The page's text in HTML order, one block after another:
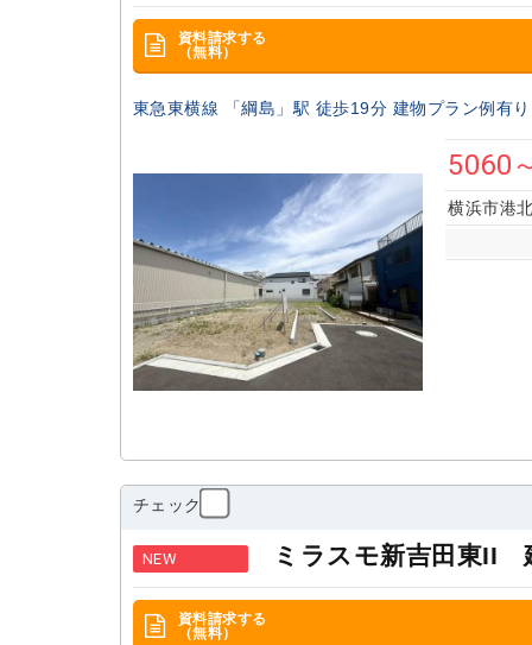
資料請求する
（無料）
東急東横線 「綱島」駅 徒歩19分 建物プラン例有
5060
横浜市港
チェック
NEW ミラスモ新吉田東II
資料請求する
（無料）